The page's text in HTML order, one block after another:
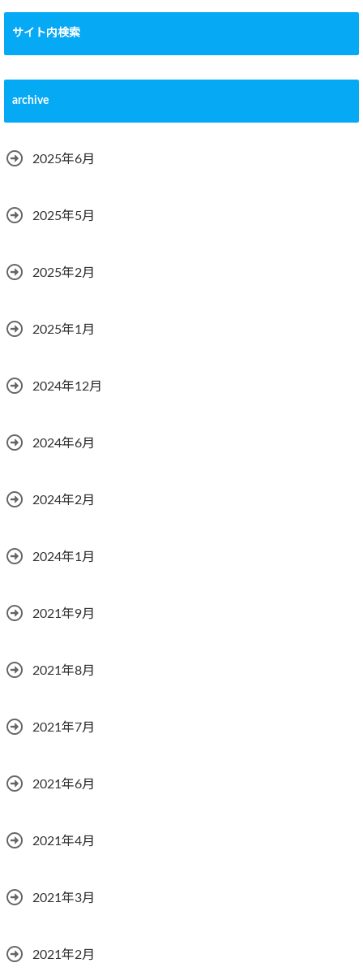
サイト内検索
archive
2025年6月
2025年5月
2025年2月
2025年1月
2024年12月
2024年6月
2024年2月
2024年1月
2021年9月
2021年8月
2021年7月
2021年6月
2021年4月
2021年3月
2021年2月